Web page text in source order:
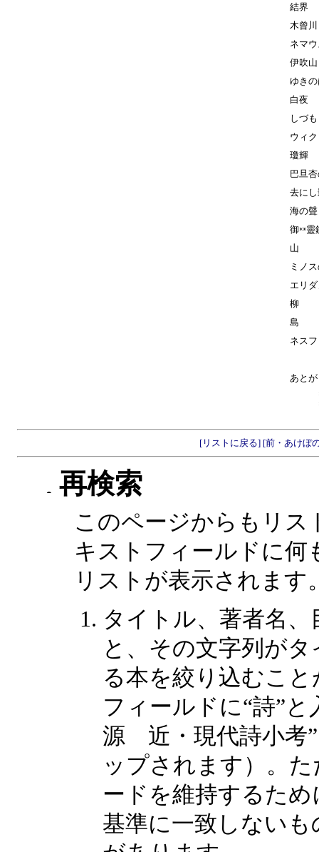
結界
木曾川
ネマ
伊吹山
ゆき
白夜
しづ
ウィ
瓊輝
巴旦
去に
海の聲
御**靈
山
ミノ
エリ
柳
島
ネス
あと
[リストに戻る] [前・あけぼ
再検索
このページからもリ
キストフィールドに何
リストが表示されます
タイトル、著者名
と、その文字列が
る本を絞り込むこ
フィールドに“詩”と
源 近・現代詩小考
ップされます）。
ードを維持するた
基準に一致しない